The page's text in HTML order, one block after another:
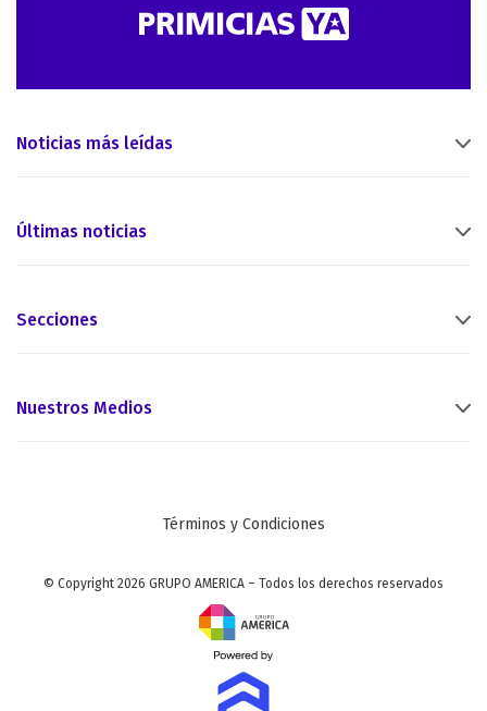
Noticias más leídas
Últimas noticias
Secciones
Nuestros Medios
Términos y Condiciones
© Copyright 2026 GRUPO AMERICA – Todos los derechos reservados